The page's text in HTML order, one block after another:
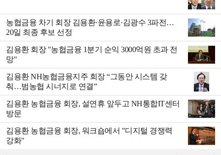
농협금융 차기 회장 김용환·윤용로·김광수 3파전…
20일 최종 후보 선정
김용환 회장 "농협금융 1분기 순익 3000억원 초과 전
망"
김용환 NH농협금융지주 회장 “그동안 시스템 갖
춰…범농협 시너지로 연결”
김용환 농협금융 회장, 설연휴 앞두고 NH통합IT센터
방문
김용환 농협금융 회장, 워크숍에서 "디지털 경쟁력
강화"